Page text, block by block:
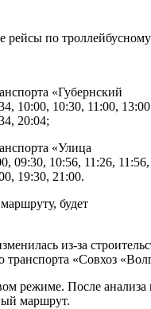
по
«Губернский
10:00, 10:30, 11:00,
20:04;
«Улица
09:30, 10:56, 11:26, 11:56,
19:30, 21:00.
будет
из-за
«Совхоз
режиме. После
маршрут.